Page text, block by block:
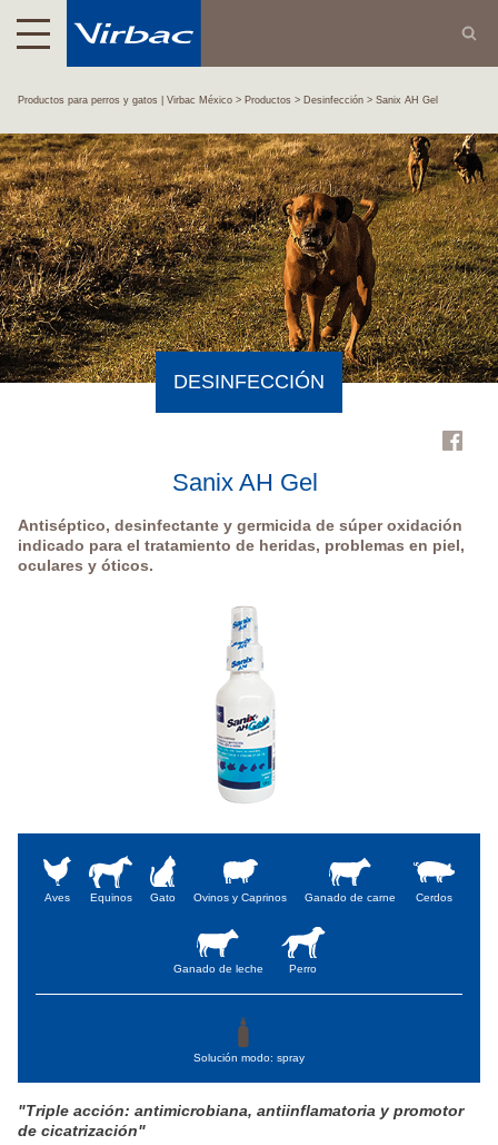
Productos para perros y gatos | Virbac México Productos Desinfección Sanix AH Gel
DESINFECCIÓN
Sanix AH Gel
Antiséptico, desinfectante y germicida de súper oxidación
indicado para el tratamiento de heridas, problemas en piel,
oculares y óticos.
Aves Equinos Gato Ovinos y Caprinos Ganado de carne Cerdos
Ganado de leche Perro
Solución modo: spray
"Triple acción: antimicrobiana, antiinflamatoria y promotor
de cicatrización"